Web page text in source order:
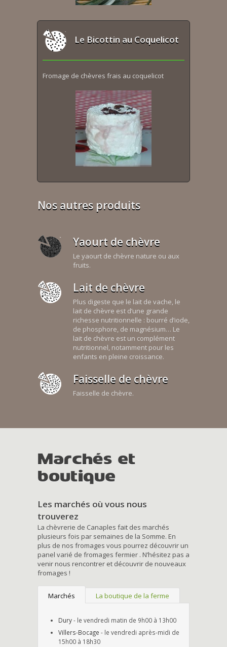
Le Bicottin au Coquelicot
Fromage de chèvres frais au coquelicot
Nos autres produits
Yaourt de chèvre
Le yaourt de chèvre nature ou aux
fruits.
Lait de chèvre
Plus digeste que le lait de vache, le
lait de chèvre est d’une grande
richesse nutritionnelle : bourré d’iode,
de phosphore, de magnésium… Le
lait de chèvre est un complément
nutritionnel, notamment pour les
enfants en pleine croissance.
Faisselle de chèvre
Faisselle de chèvre.
Marchés et
boutique
Les marchés où vous nous
trouverez
La chèvrerie de Canaples fait des marchés
plusieurs fois par semaines de la Somme. En
plus de nos fromages vous pourrez découvrir un
panel varié de fromages fermier . N’hésitez pas a
venir nous rencontrer et découvrir de nouveaux
fromages !
Marchés La boutique de la ferme
Dury- le vendredi matin de 9h00 à 13h00
Villers-Bocage - le vendredi après-midi de
15h00 à 18h30